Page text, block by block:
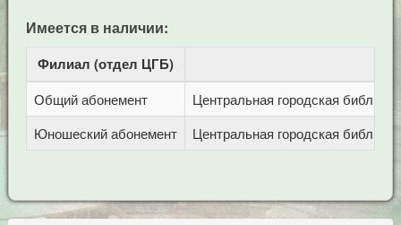
Имеется в наличии:
Филиал (отдел ЦГБ)
Общий абонемент
Центральная городская
Юношеский абонемент
Центральная городская